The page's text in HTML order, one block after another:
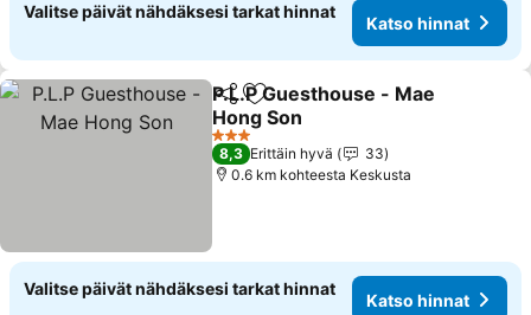
Valitse päivät nähdäksesi tarkat hinnat
Katso hinnat
Jaa Lisää suosikkeihin
P.L.P Guesthouse - Mae
Hong Son
3 Tähtiluokitus
8,3 Erittäin hyvä
33
0.6 km kohteesta Keskusta
Valitse päivät nähdäksesi tarkat hinnat
Katso hinnat